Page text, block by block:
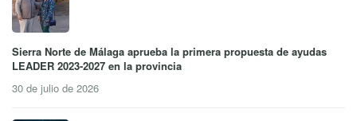
Sierra Norte de Málaga aprueba la primera propuesta de ayudas
LEADER 2023-2027 en la provincia
30 de julio de 2026